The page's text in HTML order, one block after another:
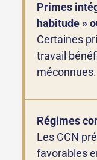
Primes
habitude »
Certaines
travail
méconnues.
Régimes
Les CCN
favorables